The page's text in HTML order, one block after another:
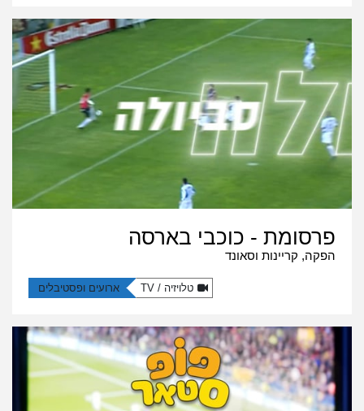
פרסומת - כוכבי בארסה
הפקה, קריינות וסאונד
טלויזיה / TV ארועים ופסטיבלים